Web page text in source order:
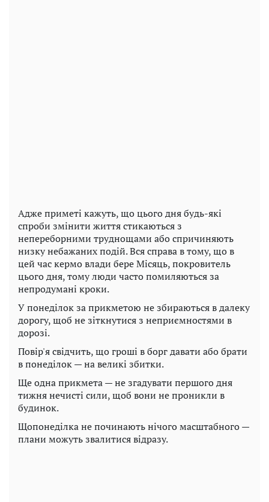
Адже приметі кажуть, що цього дня будь-які
спроби змінити життя стикаються з
непереборними труднощами або спричиняють
низку небажаних подій. Вся справа в тому, що в
цей час кермо влади бере Місяць, покровитель
цього дня, тому люди часто помиляються за
непродумані кроки.
У понеділок за прикметою не збираються в далеку
дорогу, щоб не зіткнутися з неприємностями в
дорозі.
Повір'я свідчить, що гроші в борг давати або брати
в понеділок — на великі збитки.
Ще одна прикмета — не згадувати першого дня
тижня нечисті сили, щоб вони не проникли в
будинок.
Щопонеділка не починають нічого масштабного —
плани можуть звалитися відразу.